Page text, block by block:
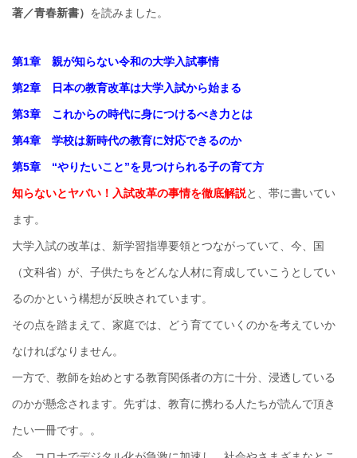
著／青春新書） を読みました。
第1章 親が知らない令和の大学入試事情
第2章 日本の教育改革は大学入試から始まる
第3章 これからの時代に身につけるべき力とは
第4章 学校は新時代の教育に対応できるのか
第5章 “やりたいこと”を見つけられる子の育て方
知らないとヤバい！入試改革の事情を徹底解説と、帯に書いてい
ます。
大学入試の改革は、新学習指導要領とつながっていて、今、国
（文科省）が、子供たちをどんな人材に育成していこうとしてい
るのかという構想が反映されています。
その点を踏まえて、家庭では、どう育てていくのかを考えていか
なければなりません。
一方で、教師を始めとする教育関係者の方に十分、浸透している
のかが懸念されます。先ずは、教育に携わる人たちが読んで頂き
たい一冊です。。